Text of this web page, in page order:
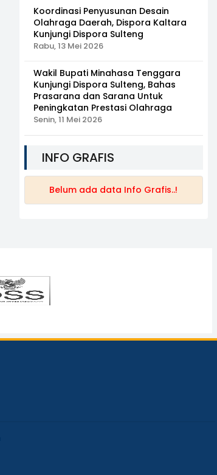
Koordinasi Penyusunan Desain
Olahraga Daerah, Dispora Kaltara
Kunjungi Dispora Sulteng
Rabu, 13 Mei 2026
Wakil Bupati Minahasa Tenggara
Kunjungi Dispora Sulteng, Bahas
Prasarana dan Sarana Untuk
Peningkatan Prestasi Olahraga
Senin, 11 Mei 2026
INFO GRAFIS
Belum ada data Info Grafis..!